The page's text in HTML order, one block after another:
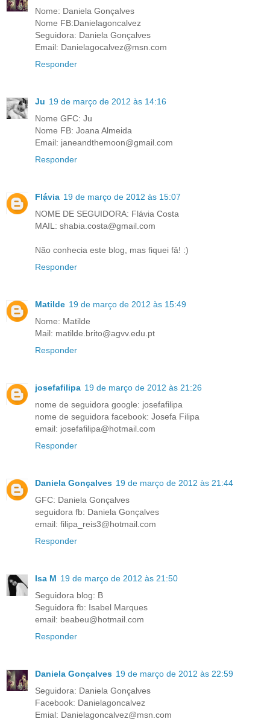
Nome: Daniela Gonçalves
Nome FB:Danielagoncalvez
Seguidora: Daniela Gonçalves
Email: Danielagocalvez@msn.com
Responder
Ju 19 de março de 2012 às 14:16
Nome GFC: Ju
Nome FB: Joana Almeida
Email: janeandthemoon@gmail.com
Responder
Flávia 19 de março de 2012 às 15:07
NOME DE SEGUIDORA: Flávia Costa
MAIL: shabia.costa@gmail.com
Não conhecia este blog, mas fiquei fâ! :)
Responder
Matilde 19 de março de 2012 às 15:49
Nome: Matilde
Mail: matilde.brito@agvv.edu.pt
Responder
josefafilipa 19 de março de 2012 às 21:26
nome de seguidora google: josefafilipa
nome de seguidora facebook: Josefa Filipa
email: josefafilipa@hotmail.com
Responder
Daniela Gonçalves 19 de março de 2012 às 21:44
GFC: Daniela Gonçalves
seguidora fb: Daniela Gonçalves
email: filipa_reis3@hotmail.com
Responder
Isa M 19 de março de 2012 às 21:50
Seguidora blog: B
Seguidora fb: Isabel Marques
email: beabeu@hotmail.com
Responder
Daniela Gonçalves 19 de março de 2012 às 22:59
Seguidora: Daniela Gonçalves
Facebook: Danielagoncalvez
Emial: Danielagoncalvez@msn.com